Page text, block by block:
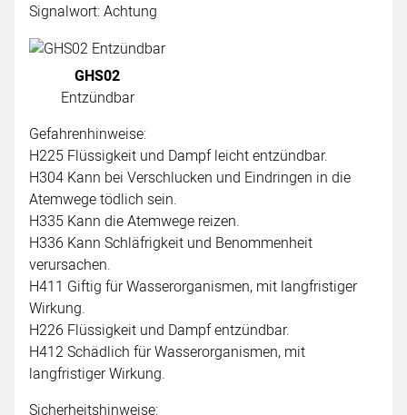
Signalwort: Achtung
GHS02
Entzündbar
Gefahrenhinweise:
H225 Flüssigkeit und Dampf leicht entzündbar.
H304 Kann bei Verschlucken und Eindringen in die
Atemwege tödlich sein.
H335 Kann die Atemwege reizen.
H336 Kann Schläfrigkeit und Benommenheit
verursachen.
H411 Giftig für Wasserorganismen, mit langfristiger
Wirkung.
H226 Flüssigkeit und Dampf entzündbar.
H412 Schädlich für Wasserorganismen, mit
langfristiger Wirkung.
Sicherheitshinweise: